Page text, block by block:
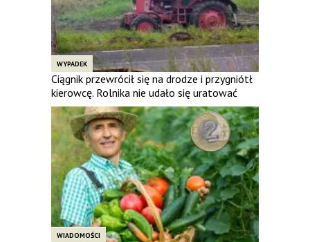
WYPADEK
Ciągnik przewrócił się na drodze i przygniótł
kierowcę. Rolnika nie udało się uratować
WIADOMOŚCI